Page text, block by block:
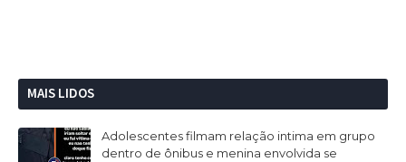
MAIS LIDOS
Adolescentes filmam relação intima em grupo
dentro de ônibus e menina envolvida se